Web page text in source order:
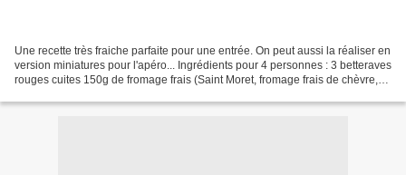
Une recette très fraiche parfaite pour une entrée. On peut aussi la réaliser en
version miniatures pour l'apéro... Ingrédients pour 4 personnes : 3 betteraves
rouges cuites 150g de fromage frais (Saint Moret, fromage frais de chèvre,